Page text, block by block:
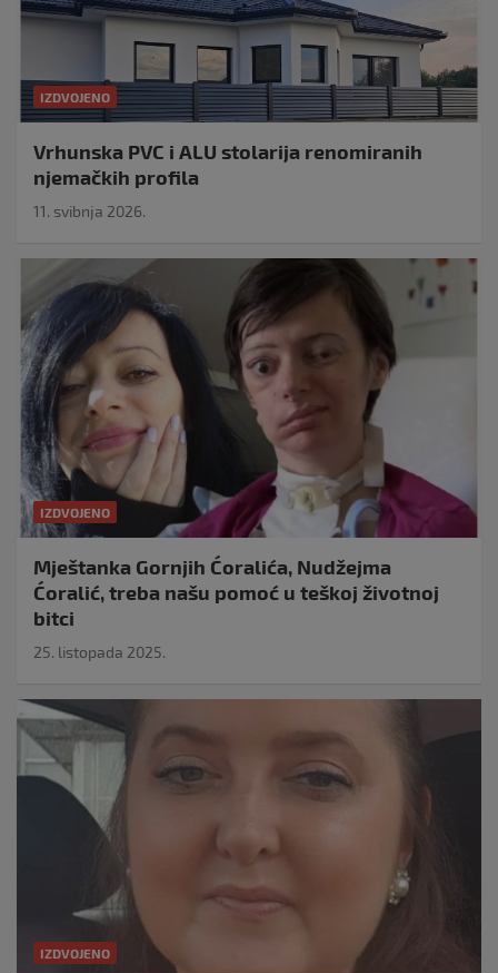
IZDVOJENO
Vrhunska PVC i ALU stolarija renomiranih
njemačkih profila
11. svibnja 2026.
IZDVOJENO
Mještanka Gornjih Ćoralića, Nudžejma
Ćoralić, treba našu pomoć u teškoj životnoj
bitci
25. listopada 2025.
IZDVOJENO